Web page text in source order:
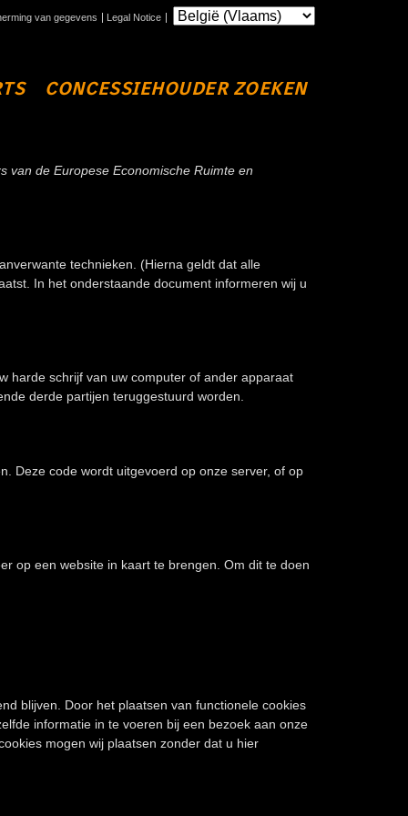
van gegevens Legal Notice
CONCESSIEHOUDER ZOEKEN
van de Europese Economische Ruimte en
technieken. (Hierna geldt dat alle
In het onderstaande document informeren wij u
harde schrijf van uw computer of ander apparaat
derde partijen teruggestuurd worden.
Deze code wordt uitgevoerd op onze server, of op
op een website in kaart te brengen. Om dit te doen
blijven. Door het plaatsen van functionele cookies
informatie in te voeren bij een bezoek aan onze
mogen wij plaatsen zonder dat u hier